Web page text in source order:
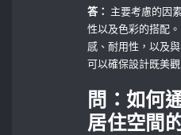
答： 主要考慮的因
性以及色彩的搭配
感、耐用性，以及
可以確保設計既美
問：如何
居住空間